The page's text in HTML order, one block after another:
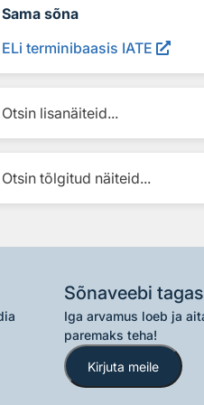
Sama sõna
ELi terminibaasis IATE
Otsin lisanäiteid...
Otsin tõlgitud näiteid...
Sõnaveebi
Iga arvamus loeb ja
paremaks teha!
Kirjuta meile